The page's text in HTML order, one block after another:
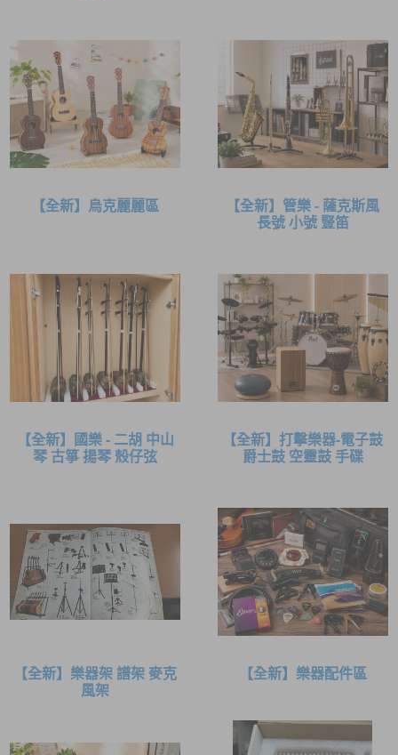
【全新】烏克麗麗區
【全新】管樂 - 薩克斯風
長號 小號 豎笛
【全新】國樂 - 二胡 中山
琴 古箏 揚琴 殼仔弦
【全新】打擊樂器-電子鼓
爵士鼓 空靈鼓 手碟
【全新】樂器架 譜架 麥克
風架
【全新】樂器配件區